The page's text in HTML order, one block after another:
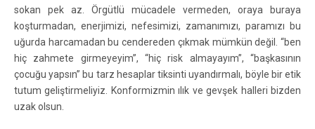
sokan pek az. Örgütlü mücadele vermeden, oraya buraya
koşturmadan, enerjimizi, nefesimizi, zamanımızı, paramızı bu
uğurda harcamadan bu cendereden çıkmak mümkün değil. “ben
hiç zahmete girmeyeyim”, “hiç risk almayayım”, “başkasının
çocuğu yapsın” bu tarz hesaplar tiksinti uyandırmalı, böyle bir etik
tutum geliştirmeliyiz. Konformizmin ılık ve gevşek halleri bizden
uzak olsun.